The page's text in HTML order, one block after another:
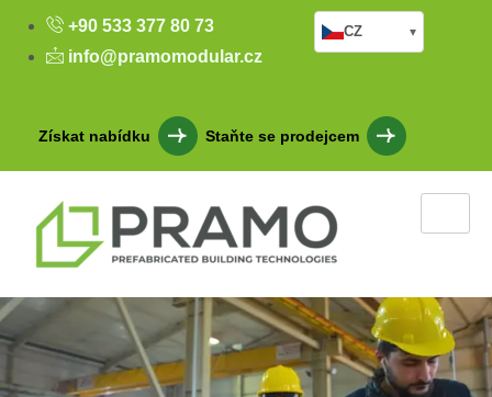
+90 533 377 80 73
info@pramomodular.cz
Získat nabídku Staňte se prodejcem
CZ ▾